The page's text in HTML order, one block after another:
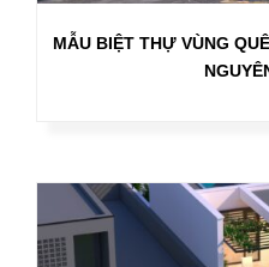
MẪU BIỆT THỰ VÙNG